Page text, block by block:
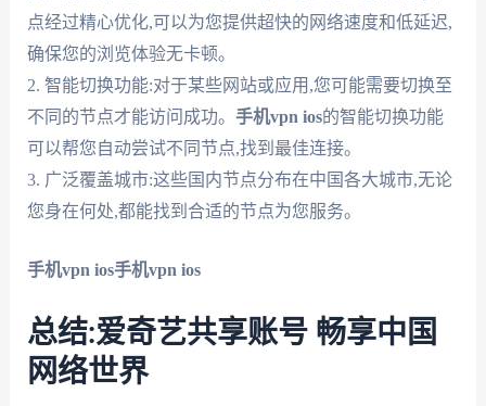
点经过精心优化,可以为您提供超快的网络速度和低延迟,
确保您的浏览体验无卡顿。
2. 智能切换功能:对于某些网站或应用,您可能需要切换至
不同的节点才能访问成功。 手机vpn ios的智能切换功能
可以帮您自动尝试不同节点,找到最佳连接。
3. 广泛覆盖城市:这些国内节点分布在中国各大城市,无论
您身在何处,都能找到合适的节点为您服务。
手机vpn ios手机vpn ios
总结:爱奇艺共享账号 畅享中国
网络世界